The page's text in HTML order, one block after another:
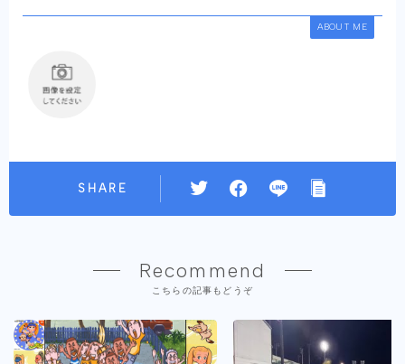
ABOUT ME
SHARE
Recommend
こちらの記事もどうぞ